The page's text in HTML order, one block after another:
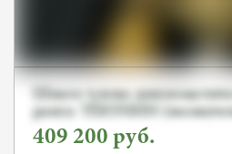
Шпага члена
ранга ТЁКУНИН
одобрения императора).
409 200 руб.